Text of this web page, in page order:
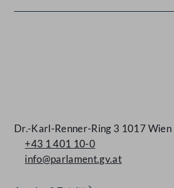
Dr.-Karl-Renner-Ring 3 1017 Wien
+43 1 401 10-0
info@parlament.gv.at